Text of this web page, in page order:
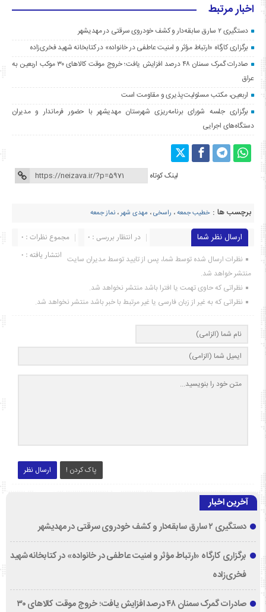
اخبار مرتبط
دستگیری ۲ سارق سابقه‌دار و کشف خودروی سرقتی در مهدیشهر
برگزاری کارگاه «ارتباط مؤثر و امنیت عاطفی در خانواده» در کتابخانه شهید فخری‌زاده
صادرات گمرک سمنان ۴۸ درصد افزایش یافت؛ خروج موقت کالاهای ۳۰ موکب اربعین به
عراق
اربعین، مکتب مسئولیت‌پذیری و مقاومت است
برگزاری جلسه شورای برنامه‌ریزی شهرستان مهدیشهر با حضور فرماندار و مدیران
دستگاه‌های اجرایی
لینک کوتاه
برچسب ها : خطیب جمعه، راسخی، مهدی شهر، نماز جمعه
ارسال نظر شما مجموع نظرات : 0
در انتظار بررسی : 0
انتشار یافته : ۰ نظرات ارسال شده توسط شما، پس از تایید توسط مدیران سایت
منتشر خواهد شد.
نظراتی که حاوی تهمت یا افترا باشد منتشر نخواهد شد.
نظراتی که به غیر از زبان فارسی یا غیر مرتبط با خبر باشد منتشر نخواهد شد.
ارسال نظر پاک کردن !
آخرین اخبار
دستگیری ۲ سارق سابقه‌دار و کشف خودروی سرقتی در مهدیشهر
برگزاری کارگاه «ارتباط مؤثر و امنیت عاطفی در خانواده» در کتابخانه شهید
فخری‌زاده
صادرات گمرک سمنان ۴۸ درصد افزایش یافت؛ خروج موقت کالاهای ۳۰